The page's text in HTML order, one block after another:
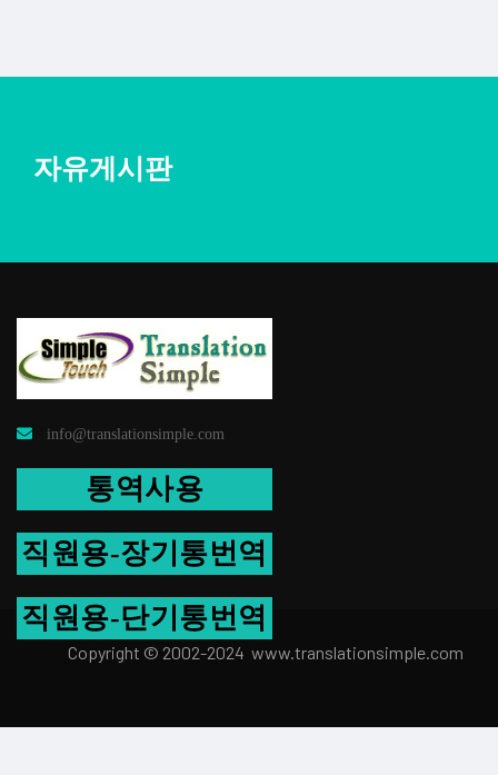
자유게시판
info@translationsimple.com
통역사용
직원용-장기통번역
직원용-단기통번역
Copyright © 2002-2024